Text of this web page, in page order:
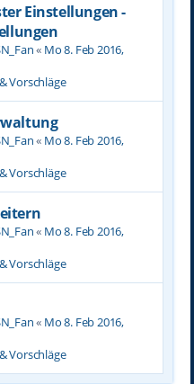
Einstellungen -
« Mo 8. Feb 2016,
Vorschläge
« Mo 8. Feb 2016,
Vorschläge
« Mo 8. Feb 2016,
Vorschläge
« Mo 8. Feb 2016,
Vorschläge